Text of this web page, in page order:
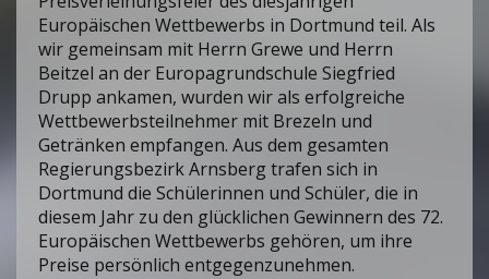
Europäischen Wettbewerbs in Dortmund teil. Als
wir gemeinsam mit Herrn Grewe und Herrn
Beitzel an der Europagrundschule Siegfried
Drupp ankamen, wurden wir als erfolgreiche
Wettbewerbsteilnehmer mit Brezeln und
Getränken empfangen. Aus dem gesamten
Regierungsbezirk Arnsberg trafen sich in
Dortmund die Schülerinnen und Schüler, die in
diesem Jahr zu den glücklichen Gewinnern des 72.
Europäischen Wettbewerbs gehören, um ihre
Preise persönlich entgegenzunehmen.